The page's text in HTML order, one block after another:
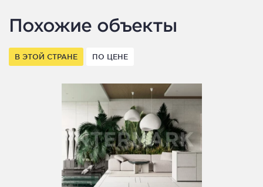
Похожие объекты
В ЭТОЙ СТРАНЕ ПО ЦЕНЕ